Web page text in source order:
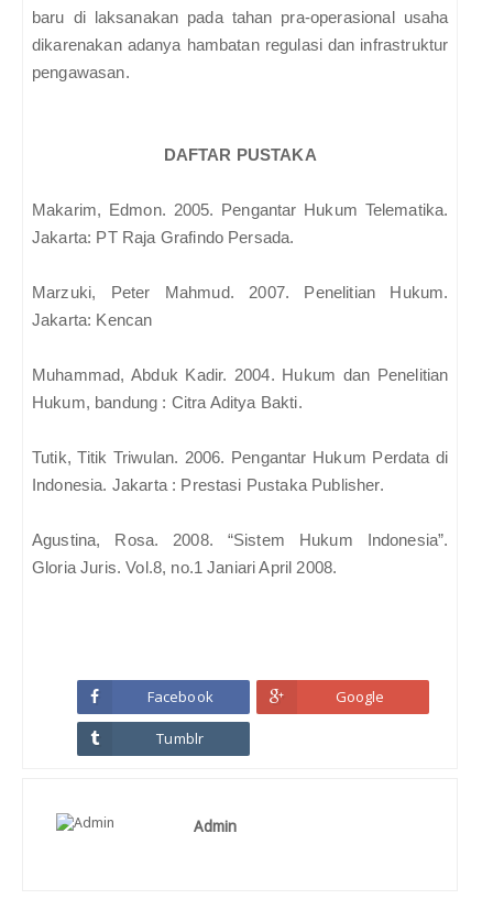
baru di laksanakan pada tahan pra-operasional usaha
dikarenakan adanya hambatan regulasi dan infrastruktur
pengawasan.
DAFTAR PUSTAKA
Makarim, Edmon. 2005. Pengantar Hukum Telematika.
Jakarta: PT Raja Grafindo Persada.
Marzuki, Peter Mahmud. 2007. Penelitian Hukum.
Jakarta: Kencan
Muhammad, Abduk Kadir. 2004. Hukum dan Penelitian
Hukum, bandung : Citra Aditya Bakti.
Tutik, Titik Triwulan. 2006. Pengantar Hukum Perdata di
Indonesia. Jakarta : Prestasi Pustaka Publisher.
Agustina, Rosa. 2008. “Sistem Hukum Indonesia”.
Gloria Juris. Vol.8, no.1 Janiari April 2008.
Facebook Google
Tumblr
Admin